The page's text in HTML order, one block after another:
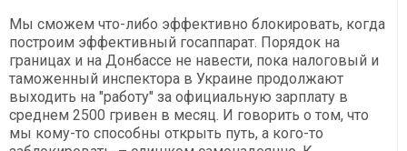
Мы сможем что-либо эффективно блокировать, когда
построим эффективный госаппарат. Порядок на
границах и на Донбассе не навести, пока налоговый и
таможенный инспектора в Украине продолжают
выходить на "работу" за официальную зарплату в
среднем 2500 гривен в месяц. И говорить о том, что
мы кому-то способны открыть путь, а кого-то